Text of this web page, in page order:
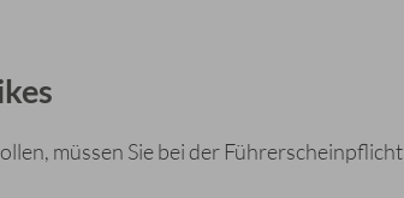
müssen Sie bei der Führerscheinpflicht